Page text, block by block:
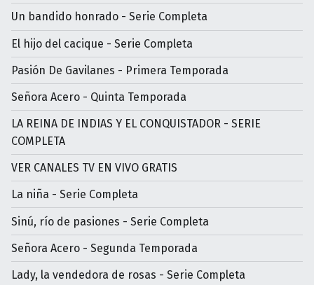
Un bandido honrado - Serie Completa
El hijo del cacique - Serie Completa
Pasión De Gavilanes - Primera Temporada
Señora Acero - Quinta Temporada
LA REINA DE INDIAS Y EL CONQUISTADOR - SERIE
COMPLETA
VER CANALES TV EN VIVO GRATIS
La niña - Serie Completa
Sinú, río de pasiones - Serie Completa
Señora Acero - Segunda Temporada
Lady, la vendedora de rosas - Serie Completa